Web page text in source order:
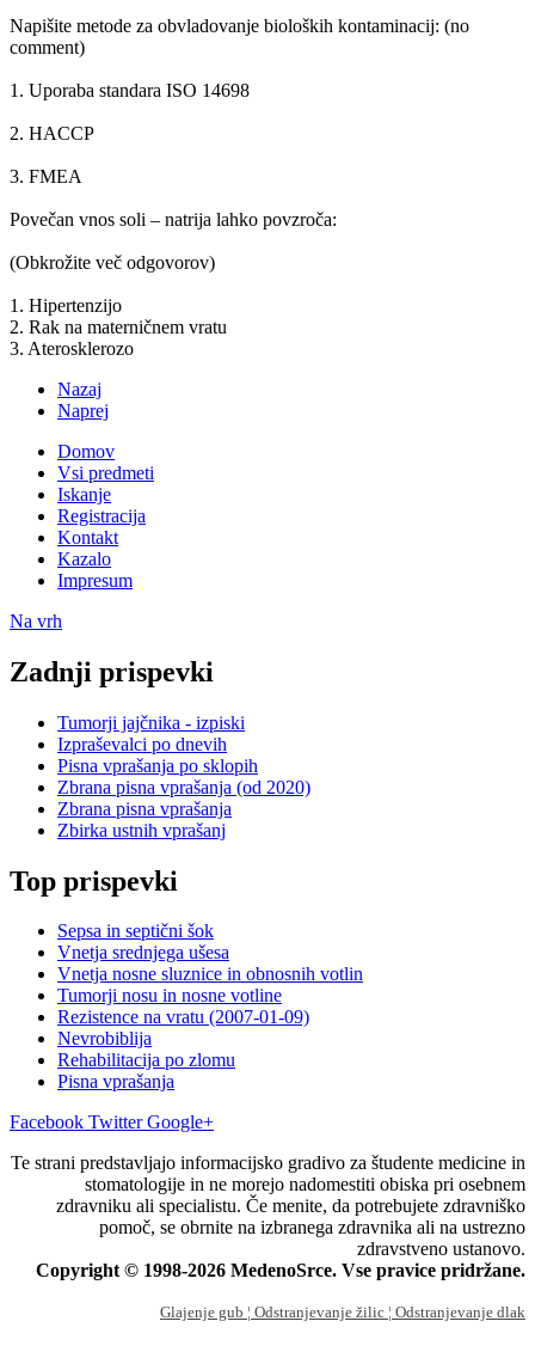
Napišite metode za obvladovanje bioloških kontaminacij: (no
comment)
1. Uporaba standara ISO 14698
2. HACCP
3. FMEA
Povečan vnos soli – natrija lahko povzroča:
(Obkrožite več odgovorov)
1. Hipertenzijo
2. Rak na materničnem vratu
3. Aterosklerozo
Nazaj
Naprej
Domov
Vsi predmeti
Iskanje
Registracija
Kontakt
Kazalo
Impresum
Na vrh
Zadnji prispevki
Tumorji jajčnika - izpiski
Izpraševalci po dnevih
Pisna vprašanja po sklopih
Zbrana pisna vprašanja (od 2020)
Zbrana pisna vprašanja
Zbirka ustnih vprašanj
Top prispevki
Sepsa in septični šok
Vnetja srednjega ušesa
Vnetja nosne sluznice in obnosnih votlin
Tumorji nosu in nosne votline
Rezistence na vratu (2007-01-09)
Nevrobiblija
Rehabilitacija po zlomu
Pisna vprašanja
Facebook Twitter Google+
Te strani predstavljajo informacijsko gradivo za študente medicine in
stomatologije in ne morejo nadomestiti obiska pri osebnem
zdravniku ali specialistu. Če menite, da potrebujete zdravniško
pomoč, se obrnite na izbranega zdravnika ali na ustrezno
zdravstveno ustanovo.
Copyright © 1998-2026 MedenoSrce. Vse pravice pridržane.
Glajenje gub ¦ Odstranjevanje žilic ¦ Odstranjevanje dlak